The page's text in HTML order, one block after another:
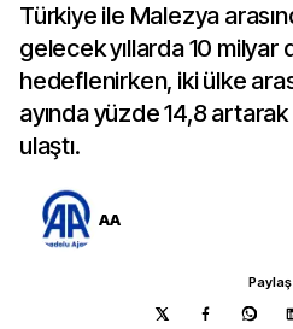
Türkiye ile Malezya
gelecek yıllarda 10 milyar
hedeflenirken, iki ülke
ayında yüzde 14,8
ulaştı.
AA
Paylaş